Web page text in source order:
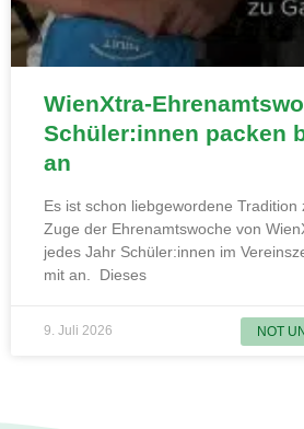
NOT
WienXtra-
Schüler:innen packen
an
Es ist schon liebgewordene Tradition
Zuge der Ehrenamtswoche von
jedes Jahr Schüler:innen im
mit an. Dieses
9. Juli 2026